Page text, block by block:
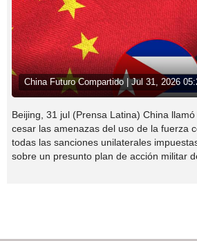
China Futuro Compartido | Jul 31, 2026
Beijing, 31 jul (Prensa Latina) China
cesar las amenazas del uso de la fuerza
todas las sanciones unilaterales
sobre un presunto plan de acción militar